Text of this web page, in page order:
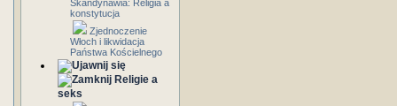
Skandynawia: Religia a
konstytucja
Zjednoczenie
Włoch i likwidacja
Państwa Kościelnego
Religie a
seks